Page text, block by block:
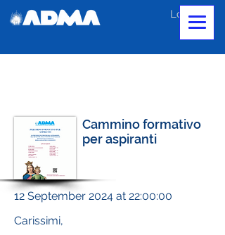
Log In
Cammino formativo
per aspiranti
12 September 2024 at 22:00:00
Carissimi,